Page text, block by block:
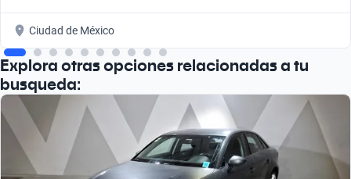
Ciudad de México
Explora otras opciones relacionadas a tu
busqueda: